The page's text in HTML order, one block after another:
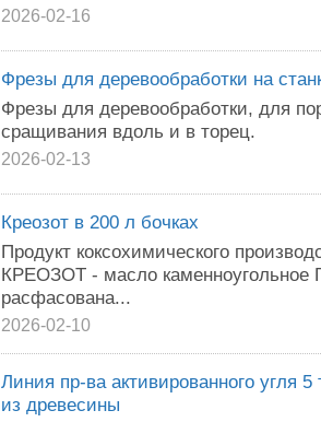
2026-02-16
Фрезы для деревообработки на
Фрезы для деревообработки, для
сращивания вдоль и в торец.
2026-02-13
Креозот в 200 л бочках
Продукт коксохимического
КРЕОЗОТ - масло каменноугольное
расфасована...
2026-02-10
Линия пр-ва активированного угля 5
из древесины